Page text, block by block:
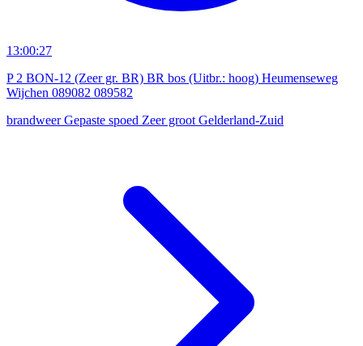
13:00:27
P 2 BON-12 (Zeer gr. BR) BR bos (Uitbr.: hoog) Heumenseweg
Wijchen 089082 089582
brandweerGepaste spoed Zeer groot Gelderland-Zuid